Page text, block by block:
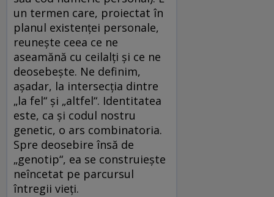
un termen care, proiectat în
planul existenței personale,
reunește ceea ce ne
aseamănă cu ceilalți și ce ne
deosebește. Ne definim,
așadar, la intersecția dintre
„la fel“ și „altfel“. Identitatea
este, ca și codul nostru
genetic, o ars combinatoria.
Spre deosebire însă de
„genotip“, ea se construiește
neîncetat pe parcursul
întregii vieți.